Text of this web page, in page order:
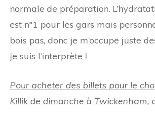
normale de préparation.
est n°1 pour les gars mais
bois pas, donc je m’occupe juste
je suis l’interprète !
Pour acheter des billets pour le
Killik de dimanche à Twickenham,